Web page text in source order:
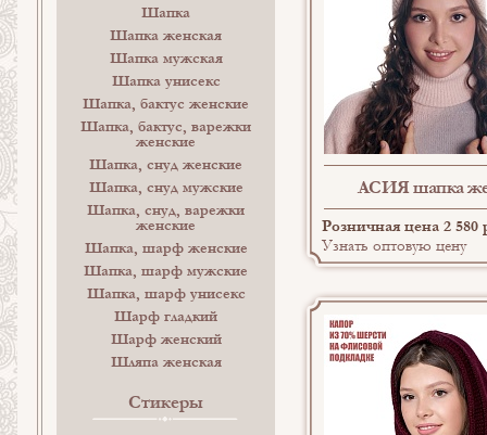
Шапка
Шапка женская
Шапка мужская
Шапка унисекс
Шапка, бактус женские
Шапка, бактус, варежки
женские
Шапка, снуд женские
Шапка, снуд мужские
Шапка, снуд, варежки
женские
Шапка, шарф женские
Шапка, шарф мужские
Шапка, шарф унисекс
Шарф гладкий
Шарф женский
Шляпа женская
Стикеры
АСИЯ шапка
Розничная цена 2 580
Узнать оптовую цену